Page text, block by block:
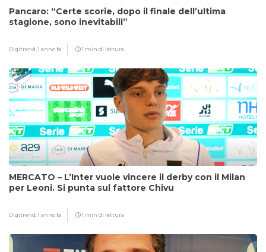
Pancaro: “Certe scorie, dopo il finale dell’ultima
stagione, sono inevitabili”
Digitrend,1 anno fa 1 min di lettura
MERCATO – L’Inter vuole vincere il derby con il Milan
per Leoni. Si punta sul fattore Chivu
Digitrend,1 anno fa 1 min di lettura